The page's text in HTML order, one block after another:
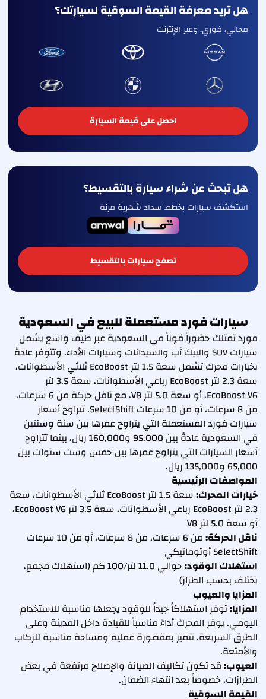
هل تريد معرفة القيمة السوقية لسيارتك؟
مجاني، فوري، وعبر الإنترنت
احصل على قيمة السيارة
هل تبحث عن شراء سيارة بالتقسيط؟
استكشف سيارات بخطط سداد شهرية مرنة
تصفح سيارات بالتقسيط
سيارات فورد مستعملة للبيع في السعودية
فورد تمتلك حضوراً قوياً في السعودية عبر طيف واسع يشمل
سيارات SUV والبيك أب والسيدانات وسيارات الأداء. وتتوفر عادةً
بخيارات محرك تشمل سعة 1.5 لتر EcoBoost ثلاثي الأسطوانات،
سعة 2.3 لتر EcoBoost رباعي الأسطوانات، سعة 3.5 لتر
EcoBoost V6، أو سعة 5.0 لتر V8، مع ناقل حركة من 6 سرعات،
من 8 سرعات، أو من 10 سرعات SelectShift. تتراوح أسعار
سيارات فورد المستعملة التي يتراوح عمرها بين سنة وسنتين
في السعودية عادةً بين 95,000 و160,000 ريال، بينما تتراوح
أسعار السيارات التي يتراوح عمرها بين خمس وست سنوات بين
65,000 و135,000 ريال.
المواصفات الرئيسية
خيارات المحرك:
سعة 1.5 لتر EcoBoost ثلاثي الأسطوانات، سعة
2.3 لتر EcoBoost رباعي الأسطوانات، سعة 3.5 لتر EcoBoost V6،
أو سعة 5.0 لتر V8
ناقل الحركة:
من 6 سرعات، من 8 سرعات، أو من 10 سرعات
SelectShift أوتوماتيكي
استهلاك الوقود:
حوالي 11.0 لتر/100 كم (استهلاك مجمع،
يختلف بحسب الطراز)
المزايا والعيوب
المزايا:توفر استهلاكاً جيداً للوقود يجعلها مناسبة للاستخدام
اليومي. يوفر المحرك أداءً مناسباً للقيادة داخل المدينة وعلى
الطرق السريعة. تتميز بمقصورة عملية ومساحة مناسبة للركاب
والأمتعة.
العيوب:قد تكون تكاليف الصيانة والإصلاح مرتفعة في بعض
الطرازات، خصوصاً بعد انتهاء الضمان.
القيمة السوقية